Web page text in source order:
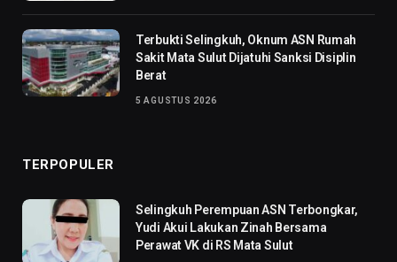
Terbukti Selingkuh, Oknum ASN Rumah
Sakit Mata Sulut Dijatuhi Sanksi Disiplin
Berat
5 AGUSTUS 2026
TERPOPULER
Selingkuh Perempuan ASN Terbongkar,
Yudi Akui Lakukan Zinah Bersama
Perawat VK di RS Mata Sulut